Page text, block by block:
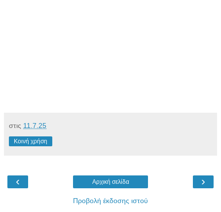
στις 11.7.25
Κοινή χρήση
‹ ›
Αρχική σελίδα
Προβολή έκδοσης ιστού